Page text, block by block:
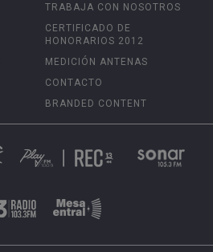
TRABAJA CON NOSOTROS
CERTIFICADO DE
HONORARIOS 2012
MEDICIÓN ANTENAS
CONTACTO
BRANDED CONTENT